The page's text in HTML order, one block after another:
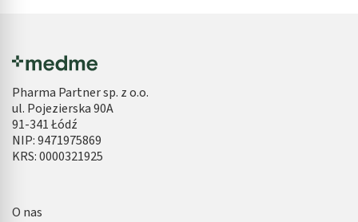
Pharma Partner sp. z o.o.
ul. Pojezierska 90A
91-341 Łódź
NIP: 9471975869
KRS: 0000321925
O nas